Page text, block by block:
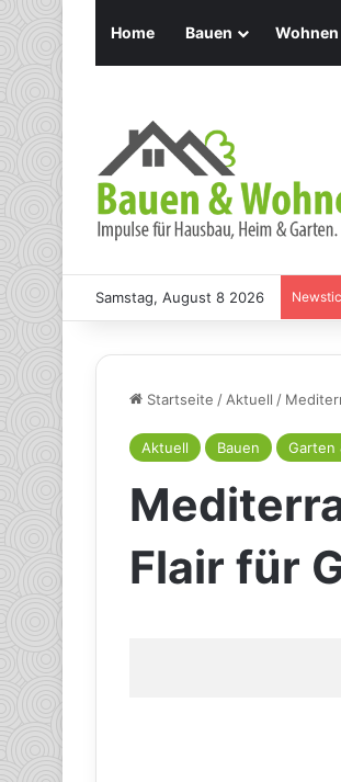
Home Bauen Wohnen
Samstag, August 8 2026
Startseite /Aktuell /
Aktuell Bauen Garten
Flair für